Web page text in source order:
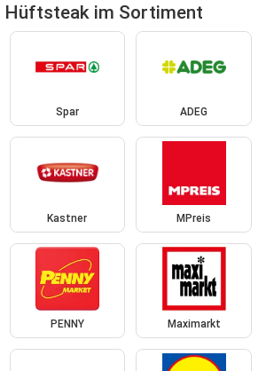
Hüftsteak im Sortiment
Spar ADEG
Kastner MPreis
PENNY Maximarkt